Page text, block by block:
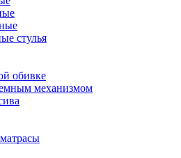
стулья
обивке
механизмом